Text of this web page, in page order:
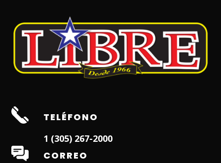
TELÉFONO
1 (305) 267-2000
CORREO